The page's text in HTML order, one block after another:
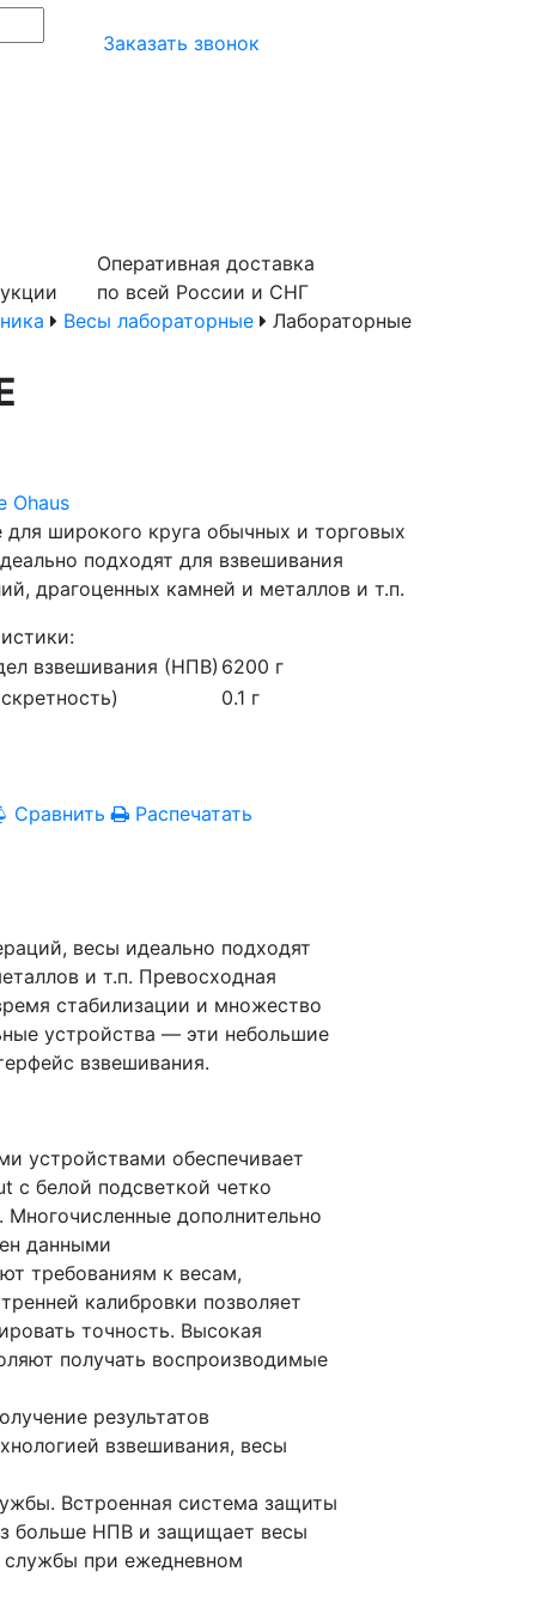
Заказать звонок
Оперативная доставка
по всей России и СНГ
Весы лабораторные
Лабораторные
Ohaus
для широкого круга обычных и торговых
подходят для взвешивания
драгоценных камней и металлов и т.п.
взвешивания (НПВ) 6200 г
0.1 г
Сравнить
Распечатать
весы идеально подходят
и т.п. Превосходная
стабилизации и множество
устройства — эти небольшие
взвешивания.
устройствами обеспечивает
с белой подсветкой четко
дополнительно
данными
требованиям к весам,
калибровки позволяет
точность. Высокая
получать воспроизводимые
результатов
взвешивания, весы
Встроенная система защиты
больше НПВ и защищает весы
службы при ежедневном